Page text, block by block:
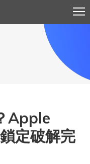
Apple
定破解完